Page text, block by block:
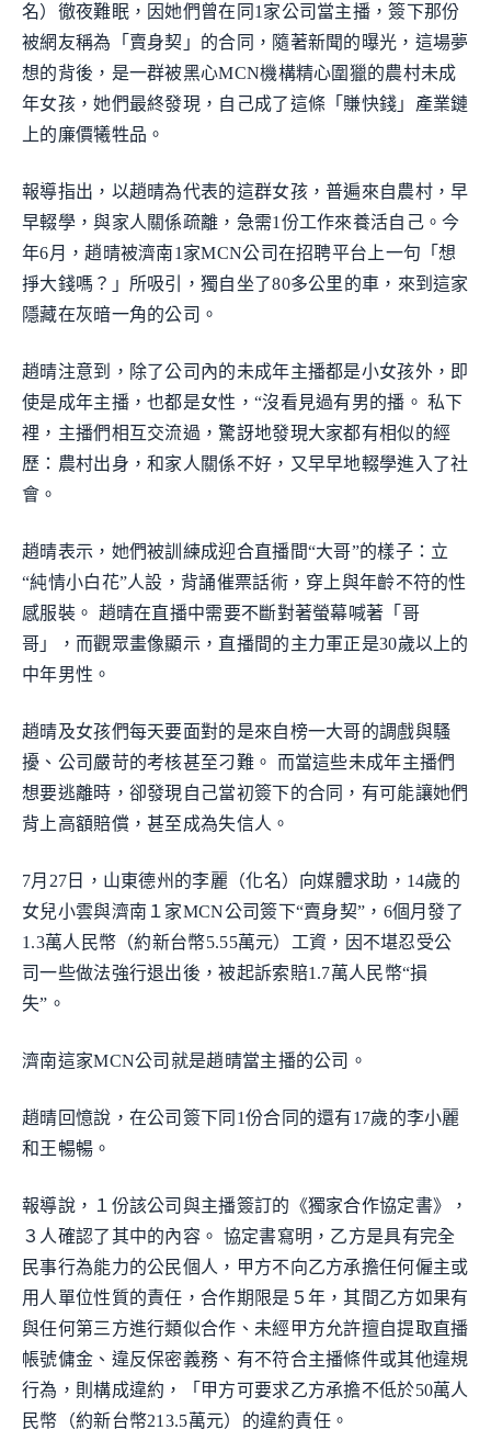
名）徹夜難眠，因她們曾在同1家公司當主播，簽下那份
被網友稱為「賣身契」的合同，隨著新聞的曝光，這場夢
想的背後，是一群被黑心MCN機構精心圍獵的農村未成
年女孩，她們最終發現，自己成了這條「賺快錢」產業鏈
上的廉價犧牲品。
報導指出，以趙晴為代表的這群女孩，普遍來自農村，早
早輟學，與家人關係疏離，急需1份工作來養活自己。今
年6月，趙晴被濟南1家MCN公司在招聘平台上一句「想
掙大錢嗎？」所吸引，獨自坐了80多公里的車，來到這家
隱藏在灰暗一角的公司。
趙晴注意到，除了公司內的未成年主播都是小女孩外，即
使是成年主播，也都是女性，“沒看見過有男的播。 私下
裡，主播們相互交流過，驚訝地發現大家都有相似的經
歷：農村出身，和家人關係不好，又早早地輟學進入了社
會。
趙晴表示，她們被訓練成迎合直播間“大哥”的樣子：立
“純情小白花”人設，背誦催票話術，穿上與年齡不符的性
感服裝。 趙晴在直播中需要不斷對著螢幕喊著「哥
哥」，而觀眾畫像顯示，直播間的主力軍正是30歲以上的
中年男性。
趙晴及女孩們每天要面對的是來自榜一大哥的調戲與騷
擾、公司嚴苛的考核甚至刁難。 而當這些未成年主播們
想要逃離時，卻發現自己當初簽下的合同，有可能讓她們
背上高額賠償，甚至成為失信人。
7月27日，山東德州的李麗（化名）向媒體求助，14歲的
女兒小雲與濟南１家MCN公司簽下“賣身契”，6個月發了
1.3萬人民幣（約新台幣5.55萬元）工資，因不堪忍受公
司一些做法強行退出後，被起訴索賠1.7萬人民幣“損
失”。
濟南這家MCN公司就是趙晴當主播的公司。
趙晴回憶說，在公司簽下同1份合同的還有17歲的李小麗
和王暢暢。
報導說，１份該公司與主播簽訂的《獨家合作協定書》，
３人確認了其中的內容。 協定書寫明，乙方是具有完全
民事行為能力的公民個人，甲方不向乙方承擔任何僱主或
用人單位性質的責任，合作期限是５年，其間乙方如果有
與任何第三方進行類似合作、未經甲方允許擅自提取直播
帳號傭金、違反保密義務、有不符合主播條件或其他違規
行為，則構成違約，「甲方可要求乙方承擔不低於50萬人
民幣（約新台幣213.5萬元）的違約責任。